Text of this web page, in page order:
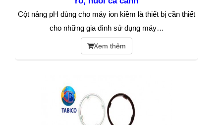
Cột nâng pH dùng cho máy ion kiềm là thiết bị cần thiết
cho những gia đình sử dụng máy…
Xem thêm